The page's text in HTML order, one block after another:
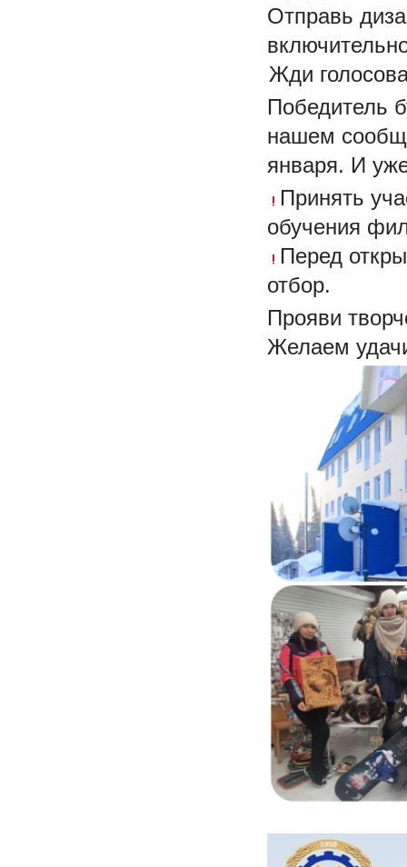
Отправь
Жди
нашем
января. И
Принять
обучения
Перед
отбор.
Прояви
Желаем